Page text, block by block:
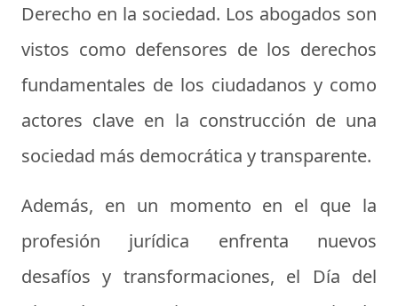
Derecho en la sociedad. Los abogados son
vistos como defensores de los derechos
fundamentales de los ciudadanos y como
actores clave en la construcción de una
sociedad más democrática y transparente.
Además, en un momento en el que la
profesión jurídica enfrenta nuevos
desafíos y transformaciones, el Día del